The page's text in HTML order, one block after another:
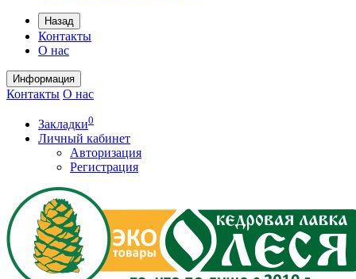
Назад
Контакты
О нас
Информация
Контакты О нас
Закладки0
Личный кабинет
Авторизация
Регистрация